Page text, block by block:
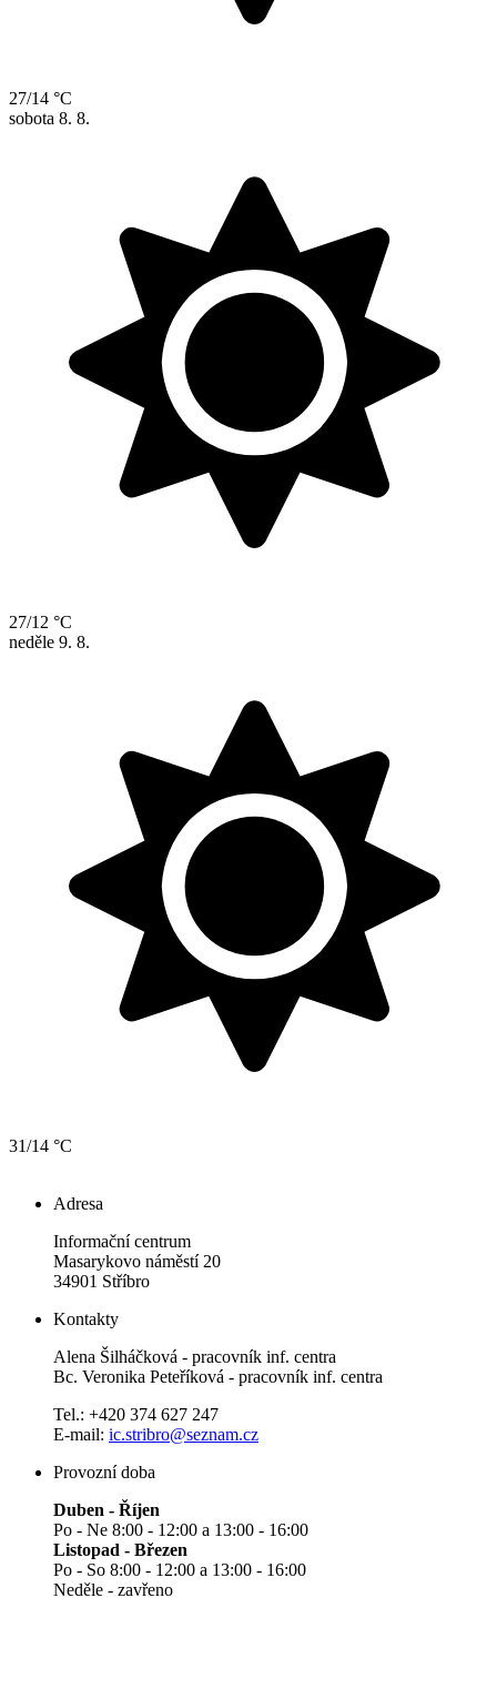
27/14 °C
sobota 8. 8.
27/12 °C
neděle 9. 8.
31/14 °C
Adresa
Informační centrum
Masarykovo náměstí 20
34901 Stříbro
Kontakty
Alena Šilháčková - pracovník inf. centra
Bc. Veronika Peteříková - pracovník inf. centra
Tel.: +420 374 627 247
E-mail: ic.stribro@seznam.cz
Provozní doba
Duben - Říjen
Po - Ne 8:00 - 12:00 a 13:00 - 16:00
Listopad - Březen
Po - So 8:00 - 12:00 a 13:00 - 16:00
Neděle - zavřeno